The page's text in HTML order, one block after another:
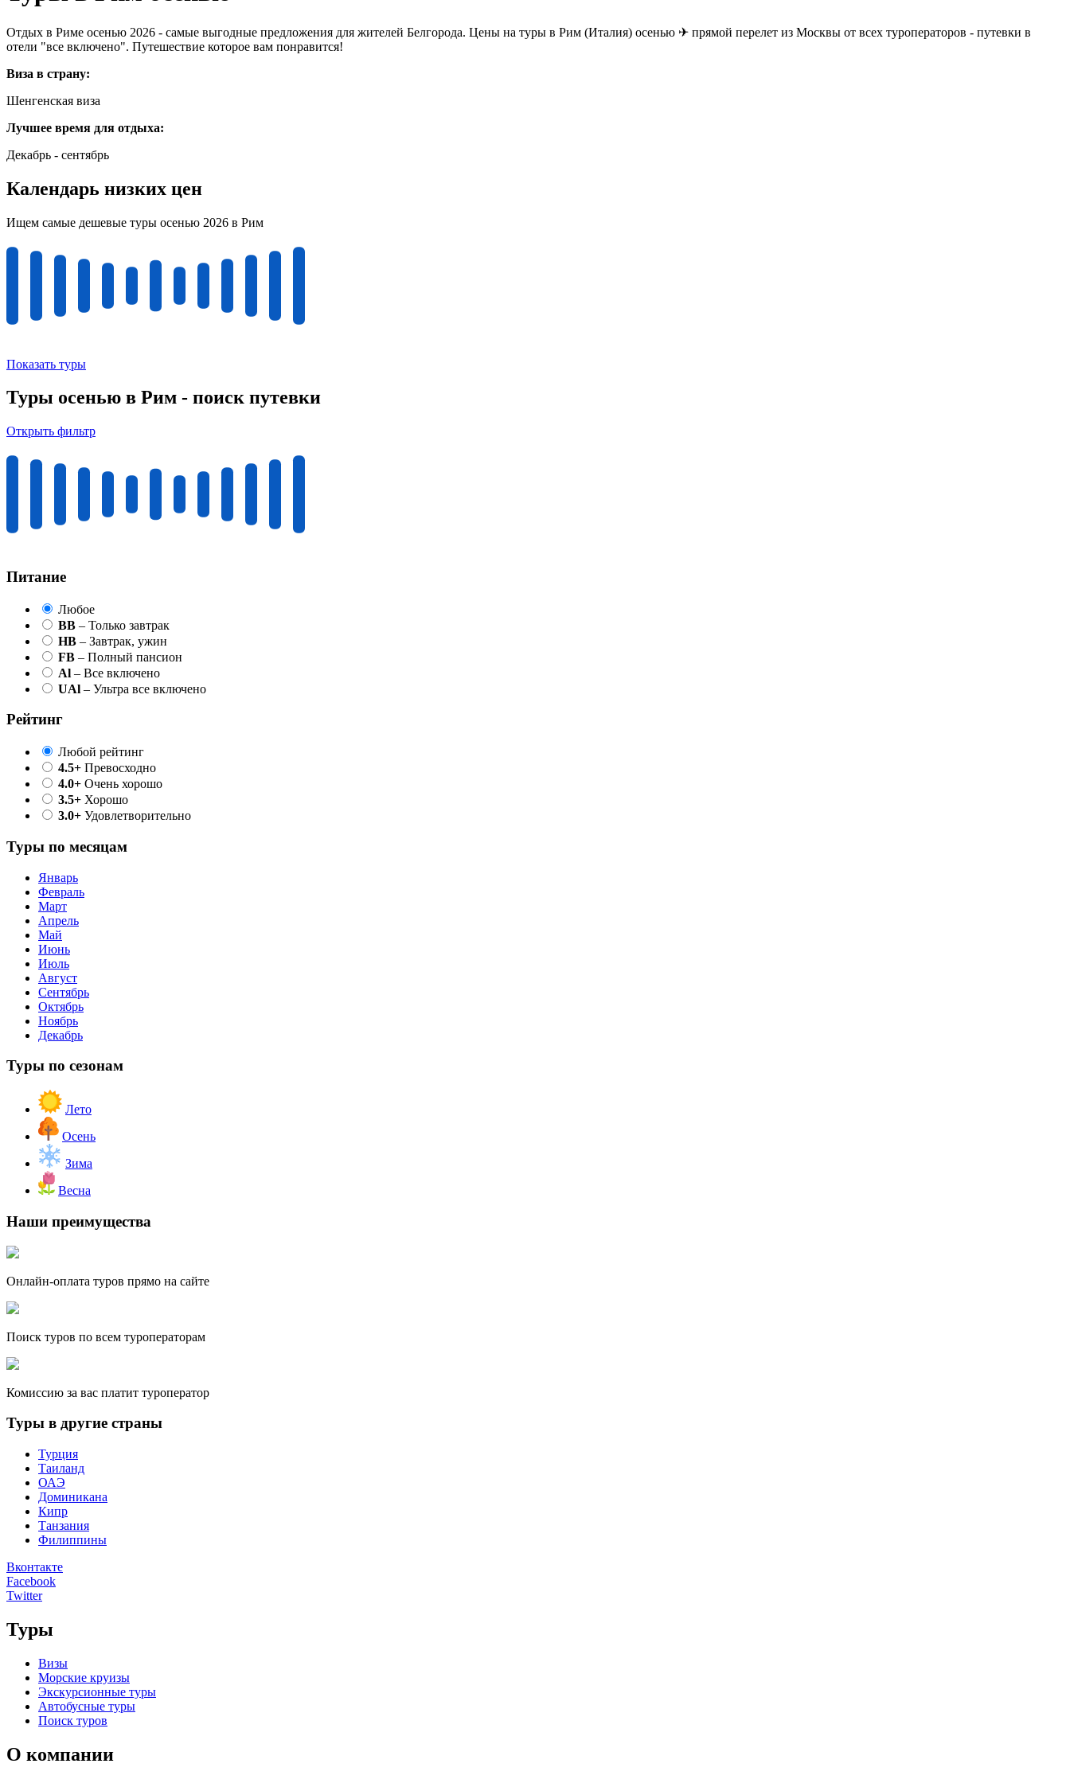
Отдых в Риме осенью 2026 - самые выгодные предложения для жителей Белгорода. Цены на туры в Рим (Италия) осенью ✈ прямой перелет из Москвы от всех туроператоров - путевки в
отели "все включено". Путешествие которое вам понравится!
Виза в страну:
Шенгенская виза
Лучшее время для отдыха:
Декабрь - сентябрь
Календарь низких цен
Ищем самые дешевые туры осенью 2026 в Рим
Показать туры
Туры осенью в Рим - поиск путевки
Открыть фильтр
Питание
Любое
BB – Только завтрак
HB – Завтрак, ужин
FB – Полный пансион
Al – Все включено
UAl – Ультра все включено
Рейтинг
Любой рейтинг
4.5+ Превосходно
4.0+ Очень хорошо
3.5+ Хорошо
3.0+ Удовлетворительно
Туры по месяцам
Январь
Февраль
Март
Апрель
Май
Июнь
Июль
Август
Сентябрь
Октябрь
Ноябрь
Декабрь
Туры по сезонам
Лето
Осень
Зима
Весна
Наши преимущества
Онлайн-оплата туров прямо на сайте
Поиск туров по всем туроператорам
Комиссию за вас платит туроператор
Туры в другие страны
Турция
Таиланд
ОАЭ
Доминикана
Кипр
Танзания
Филиппины
Вконтакте
Facebook
Twitter
Туры
Визы
Морские круизы
Экскурсионные туры
Автобусные туры
Поиск туров
О компании